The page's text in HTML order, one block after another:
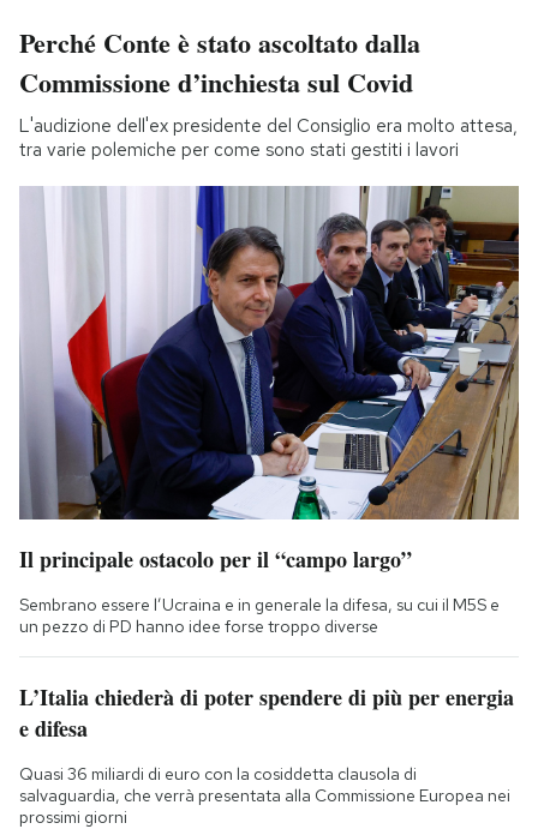
Perché Conte è stato ascoltato dalla
Commissione d’inchiesta sul Covid
L'audizione dell'ex presidente del Consiglio era molto attesa,
tra varie polemiche per come sono stati gestiti i lavori
Il principale ostacolo per il “campo largo”
Sembrano essere l’Ucraina e in generale la difesa, su cui il M5S e
un pezzo di PD hanno idee forse troppo diverse
L’Italia chiederà di poter spendere di più per energia
e difesa
Quasi 36 miliardi di euro con la cosiddetta clausola di
salvaguardia, che verrà presentata alla Commissione Europea nei
prossimi giorni